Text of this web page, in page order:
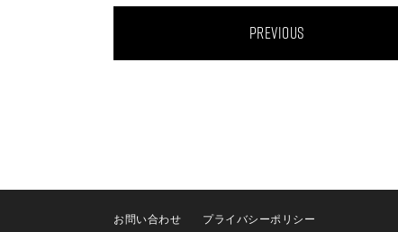
PREVIOUS
お問い合わせ プライバシーポリシー